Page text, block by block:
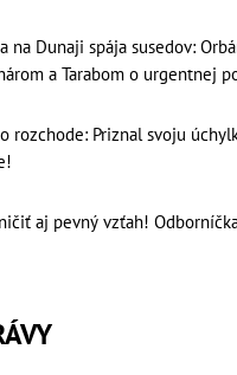
na Dunaji spája susedov:
a Tarabom o urgentnej
rozchode: Priznal svoju
aj pevný vzťah!